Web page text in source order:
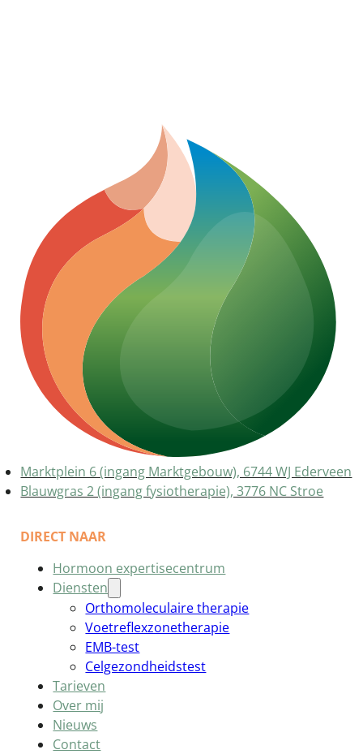
Marktplein 6 (ingang Marktgebouw), 6744 WJ Ederveen
Blauwgras 2 (ingang fysiotherapie), 3776 NC Stroe
DIRECT NAAR
Hormoon expertisecentrum
Diensten
Orthomoleculaire therapie
Voetreflexzonetherapie
EMB-test
Celgezondheidstest
Tarieven
Over mij
Nieuws
Contact